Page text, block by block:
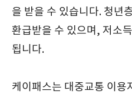
을 받을 수 있습니다. 청년
환급받을 수 있으며, 저소
됩니다.
케이패스는 대중교통 이용